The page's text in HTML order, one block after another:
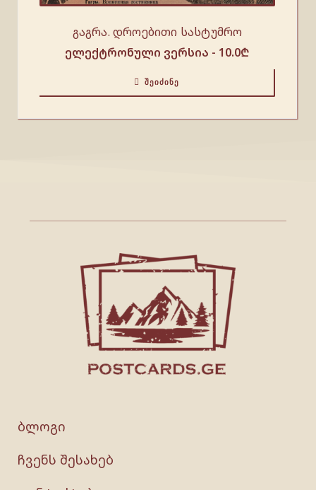
გაგრა. დროებითი სასტუმრო
ელექტრონული ვერსია - 10.0₾
ᲨᲔᲘᲫᲘᲜᲔ
ბლოგი
ჩვენს შესახებ